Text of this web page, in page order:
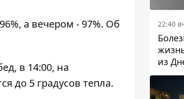
а вечером - 97%. Об
в 14:00, на
до 5 градусов тепла.
22:40
из